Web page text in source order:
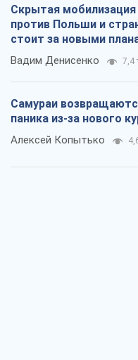
Скрытая мобилизация
против Польши и
стоит за новыми
Вадим Денисенко 7,4
Самураи
паника из-за нового
Алексей Копытько